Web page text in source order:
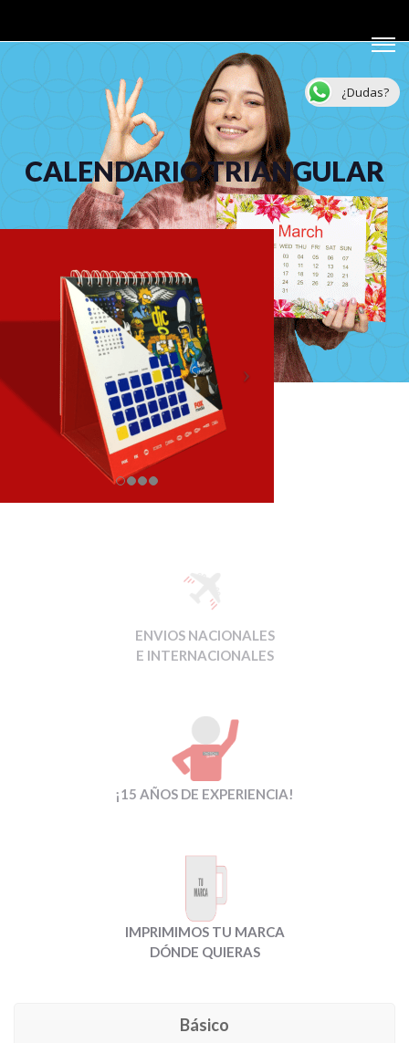
CALENDARIO TRIANGULAR
ENVIOS NACIONALES
E INTERNACIONALES
¡15 AÑOS DE EXPERIENCIA!
IMPRIMIMOS TU MARCA
DÓNDE QUIERAS
Básico
¿Dudas?